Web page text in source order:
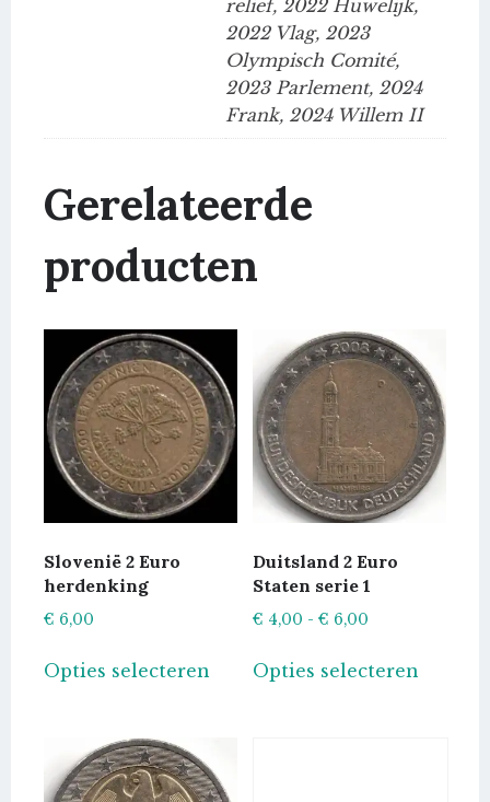
relief, 2022 Huwelijk,
2022 Vlag, 2023
Olympisch Comité,
2023 Parlement, 2024
Frank, 2024 Willem II
Gerelateerde
producten
Slovenië 2 Euro
herdenking
€ 6,00
Opties selecteren product
variaties.
Deze
Duitsland 2 Euro
Staten serie 1
€ 4,00 - € 6,00
tot
Opties selecteren